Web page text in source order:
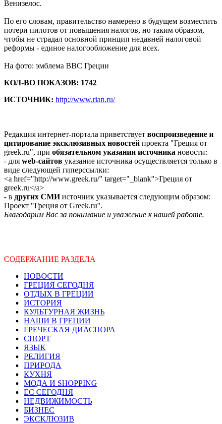
Венизелос.
По его словам, правительство намерено в будущем возместить
потери пилотов от повышения налогов, но таким образом,
чтобы не страдал основной принцип недавней налоговой
реформы - единое налогообложение для всех.
На фото: эмблема ВВС Греции
КОЛ-ВО ПОКАЗОВ: 1742
ИСТОЧНИК: http://www.rian.ru/
Редакция интернет-портала приветствует воспроизведение и
цитирование эксклюзивных новостей проекта "Греция от
greek.ru", при обязательном указании источника новости:
- для web-сайтов указание источника осуществляется только в
виде следующей гиперссылки:
<a href="http://www.greek.ru/" target="_blank">Греция от
greek.ru</a>
- в других СМИисточник указывается следующим образом:
Проект "Греция от Greek.ru".
Благодарим Вас за понимание и уважение к нашей работе.
СОДЕРЖАНИЕ РАЗДЕЛА
НОВОСТИ
ГРЕЦИЯ СЕГОДНЯ
ОТДЫХ В ГРЕЦИИ
ИСТОРИЯ
КУЛЬТУРНАЯ ЖИЗНЬ
НАШИ В ГРЕЦИИ
ГРЕЧЕСКАЯ ДИАСПОРА
СПОРТ
ЯЗЫК
РЕЛИГИЯ
ПРИРОДА
КУХНЯ
МОДА И SHOPPING
ЕС СЕГОДНЯ
НЕДВИЖИМОСТЬ
БИЗНЕС
ЭКСКЛЮЗИВ